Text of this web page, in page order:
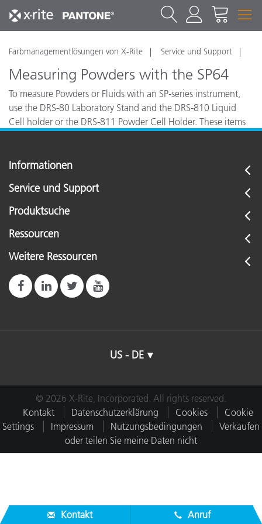
Farbmanagementlösungen von X-Rite Service und Support
Measuring Powders with the SP64
To measure Powders or Fluids with an SP-series instrument,
use the DRS-80 Laboratory Stand and the DRS-810 Liquid
Cell holder or the DRS-811 Powder Cell Holder. These items
Informationen
Service und Support
Produktsuche
Ressourcen
Weitere Ressourcen
US - DE
© 2026 X-Rite, Incorporated. All rights reserved.
Kontakt
Datenschutzerklärung Cookies
Cookie
Settings
Impressum Nutzungsbedingungen
Verkaufen
oder teilen Sie meine Daten nicht
Kontakt Anruf